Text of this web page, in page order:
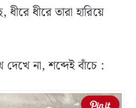
ধীরে তারা হারিয়ে
না, শব্দেই বাঁচে :